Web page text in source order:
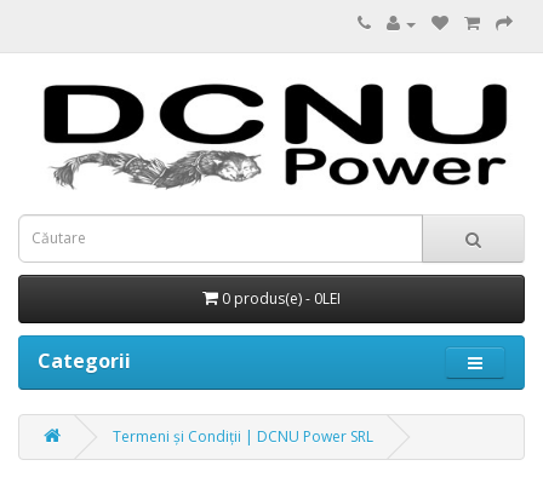
0 produs(e) - 0LEI
Categorii
Termeni și Condiții | DCNU Power SRL